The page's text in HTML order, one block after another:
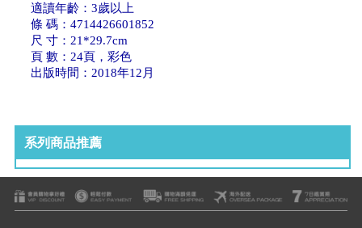
適讀年齡：3歲以上
條 碼：4714426601852
尺 寸：21*29.7cm
頁 數：24頁，彩色
出版時間：2018年12月
系列商品推薦